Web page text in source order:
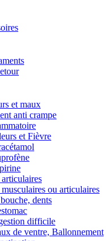
et maux
anti crampe
et Fièvre
ou articulaires
dents
difficile
de ventre, Ballonnement